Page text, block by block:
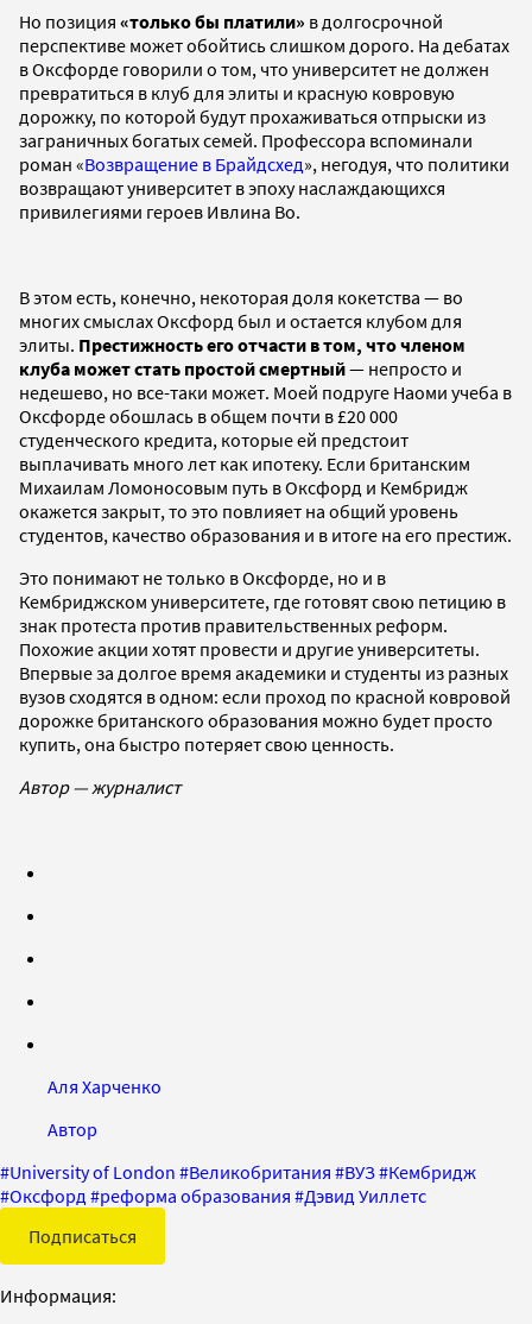
Но позиция «только бы платили» в долгосрочной
перспективе может обойтись слишком дорого. На дебатах
в Оксфорде говорили о том, что университет не должен
превратиться в клуб для элиты и красную ковровую
дорожку, по которой будут прохаживаться отпрыски из
заграничных богатых семей. Профессора вспоминали
роман «Возвращение в Брайдсхед», негодуя, что политики
возвращают университет в эпоху наслаждающихся
привилегиями героев Ивлина Во.
В этом есть, конечно, некоторая доля кокетства — во
многих смыслах Оксфорд был и остается клубом для
элиты. Престижность его отчасти в том, что членом
клуба может стать простой смертный— непросто и
недешево, но все-таки может. Моей подруге Наоми учеба в
Оксфорде обошлась в общем почти в £20 000
студенческого кредита, которые ей предстоит
выплачивать много лет как ипотеку. Если британским
Михаилам Ломоносовым путь в Оксфорд и Кембридж
окажется закрыт, то это повлияет на общий уровень
студентов, качество образования и в итоге на его престиж.
Это понимают не только в Оксфорде, но и в
Кембриджском университете, где готовят свою петицию в
знак протеста против правительственных реформ.
Похожие акции хотят провести и другие университеты.
Впервые за долгое время академики и студенты из разных
вузов сходятся в одном: если проход по красной ковровой
дорожке британского образования можно будет просто
купить, она быстро потеряет свою ценность.
Автор — журналист
Аля Харченко
Автор
#University of London #Великобритания #ВУЗ#Кембридж
#Оксфорд #реформа образования #Дэвид Уиллетс
Подписаться
Информация: